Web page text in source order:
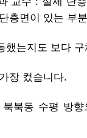
층면이 있는 부
했는지도 보다
장 컸습니다.
북동 수평 방